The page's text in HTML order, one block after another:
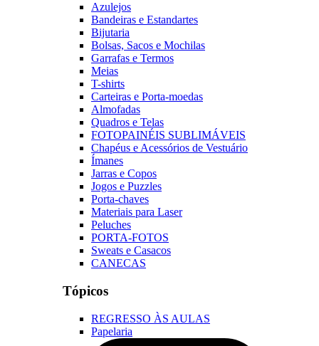
Azulejos
Bandeiras e Estandartes
Bijutaria
Bolsas, Sacos e Mochilas
Garrafas e Termos
Meias
T-shirts
Carteiras e Porta-moedas
Almofadas
Quadros e Telas
FOTOPAINÉIS SUBLIMÁVEIS
Chapéus e Acessórios de Vestuário
Ímanes
Jarras e Copos
Jogos e Puzzles
Porta-chaves
Materiais para Laser
Peluches
PORTA-FOTOS
Sweats e Casacos
CANECAS
Tópicos
REGRESSO ÀS AULAS
Papelaria